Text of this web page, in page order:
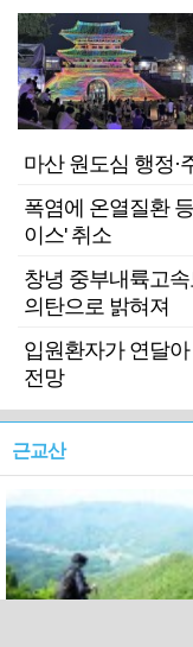
마산 원도심 행정·
폭염에 온열질환
이스' 취소
창녕 중부내륙고
의탄으로 밝혀져
입원환자가 연달
전망
근교산